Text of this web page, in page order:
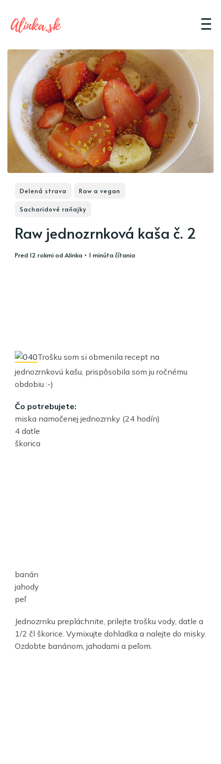
Delená strava Raw a vegan
Sacharidové raňajky
Raw jednozrnková kaša č. 2
pred 12 rokmiodAlinka • 1 minúta čítania
Trošku som si obmenila recept na
jednozrnkovú kašu, prispôsobila som ju ročnému
obdobiu :-)
Čo potrebujete:
miska namočenej jednozrnky (24 hodín)
4 datle
škorica
banán
jahody
peľ
Jednozrnku prepláchnite, prilejte trošku vody, datle a
1/2 čl škorice. Vymixujte dohladka a nalejte do misky.
Ozdobte banánom, jahodami a peľom.